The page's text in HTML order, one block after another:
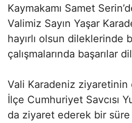
Kaymakamı Samet
Valimiz Sayın Yaşar
hayırlı olsun dileklerinde
çalışmalarında başarılar
Vali Karadeniz ziyaretinin
İlçe Cumhuriyet Savcısı
da ziyaret ederek bir